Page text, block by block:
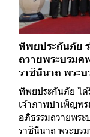
ทิพยประกันภัย
ถวายพระบรมศ
ราชินีนาถ พระ
ทิพยประกันภัย ได้
เจ้าภาพบำเพ็ญพ
อภิธรรมถวายพร
ราชินีนาถ พระบ